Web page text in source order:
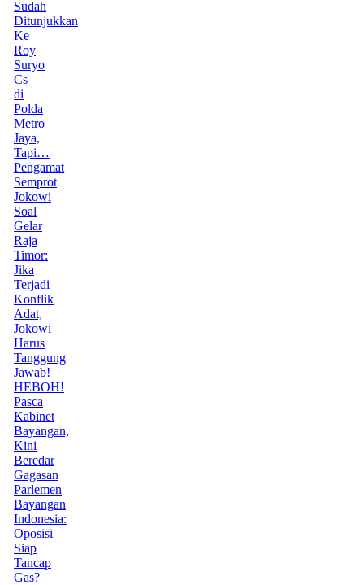
Sudah
Ditunjukkan
Ke
Roy
Suryo
Cs
di
Polda
Metro
Jaya,
Tapi…
Pengamat
Semprot
Jokowi
Soal
Gelar
Raja
Timor:
Jika
Terjadi
Konflik
Adat,
Jokowi
Harus
Tanggung
Jawab!
HEBOH!
Pasca
Kabinet
Bayangan,
Kini
Beredar
Gagasan
Parlemen
Bayangan
Indonesia:
Oposisi
Siap
Tancap
Gas?